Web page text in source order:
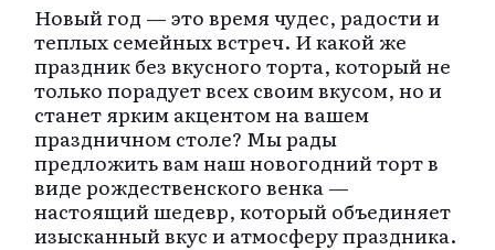
Новый год — это время чудес, радости и
теплых семейных встреч. И какой же
праздник без вкусного торта, который не
только порадует всех своим вкусом, но и
станет ярким акцентом на вашем
праздничном столе? Мы рады
предложить вам наш новогодний торт в
виде рождественского венка —
настоящий шедевр, который объединяет
изысканный вкус и атмосферу праздника.